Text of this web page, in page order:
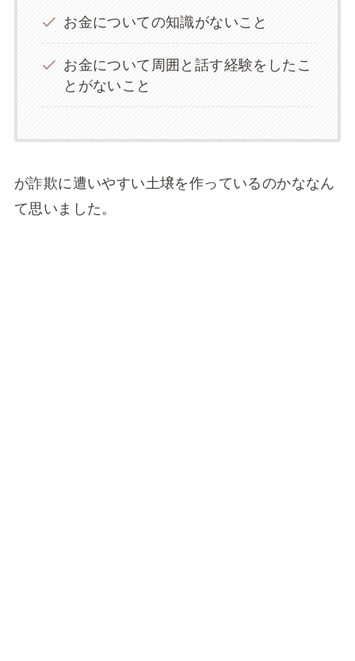
お金についての知識がないこと
お金について周囲と話す経験をしたこ
とがないこと
が詐欺に遭いやすい土壌を作っているのかななん
て思いました。